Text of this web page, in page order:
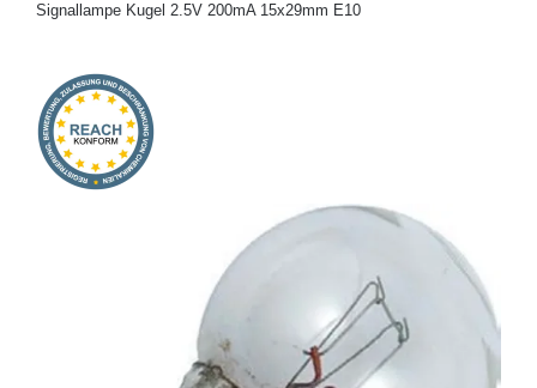
Kontakt
Signallampe Kugel 2.5V 200mA 15x29mm E10